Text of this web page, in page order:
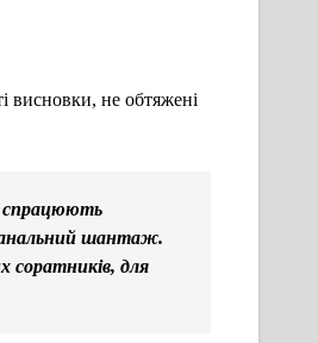
висновки, не обтяжені
спрацюють
шантаж.
соратників, для